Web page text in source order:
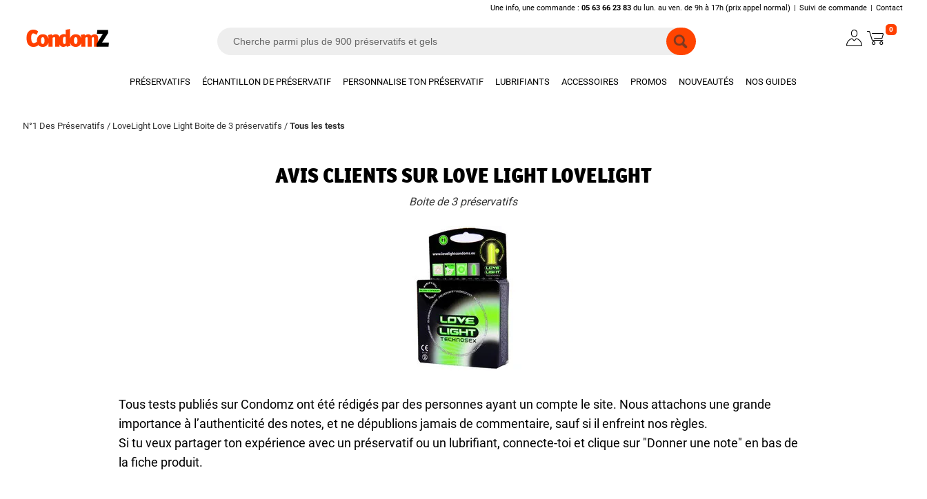
Une info, une commande :05 63 66 23 83 du lun. au ven. de 9h à 17h (prix appel normal) | Suivi de commande | Contact
0
PRÉSERVATIFS ÉCHANTILLON DE PRÉSERVATIF PERSONNALISE TON PRÉSERVATIF LUBRIFIANTS ACCESSOIRES PROMOS NOUVEAUTÉS NOS GUIDES
N°1 Des Préservatifs / LoveLight Love Light Boite de 3 préservatifs /Tous les tests
AVIS CLIENTS SUR LOVE LIGHT LOVELIGHT
Boite de 3 préservatifs
Tous tests publiés sur Condomz ont été rédigés par des personnes ayant un compte le site. Nous attachons une grande
importance à l’authenticité des notes, et ne dépublions jamais de commentaire, sauf si il enfreint nos règles.
Si tu veux partager ton expérience avec un préservatif ou un lubrifiant, connecte-toi et clique sur "Donner une note" en bas de
la fiche produit.